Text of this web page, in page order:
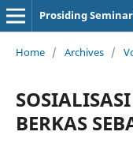
Home / Archives /
BERKAS